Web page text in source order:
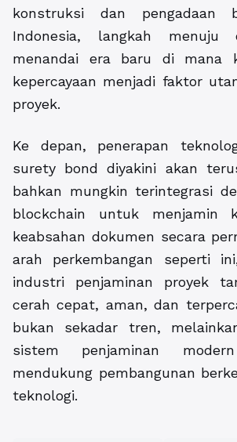
konstruksi dan pengadaan
Indonesia, langkah menuju
menandai era baru di mana
kepercayaan menjadi faktor
proyek.
Ke depan, penerapan
surety bond diyakini akan
bahkan mungkin terintegrasi
blockchain untuk menjamin
keabsahan dokumen secara
arah perkembangan seperti
industri penjaminan proyek
cerah cepat, aman, dan
bukan sekadar tren,
sistem penjaminan
mendukung pembangunan
teknologi.